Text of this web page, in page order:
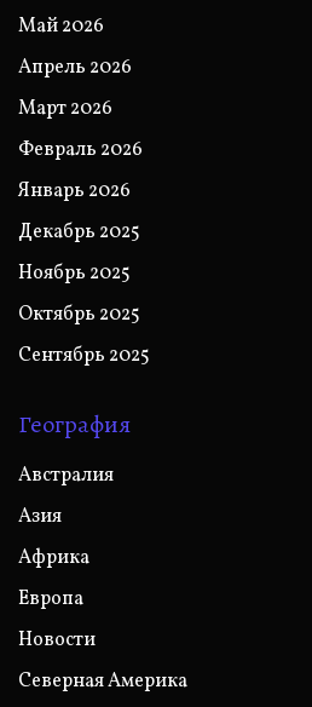
Май 2026
Апрель 2026
Март 2026
Февраль 2026
Январь 2026
Декабрь 2025
Ноябрь 2025
Октябрь 2025
Сентябрь 2025
География
Австралия
Азия
Африка
Европа
Новости
Северная Америка